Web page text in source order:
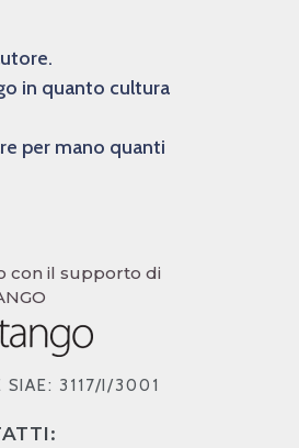
in quanto cultura
per mano quanti
con il supporto di
3117/I/3001